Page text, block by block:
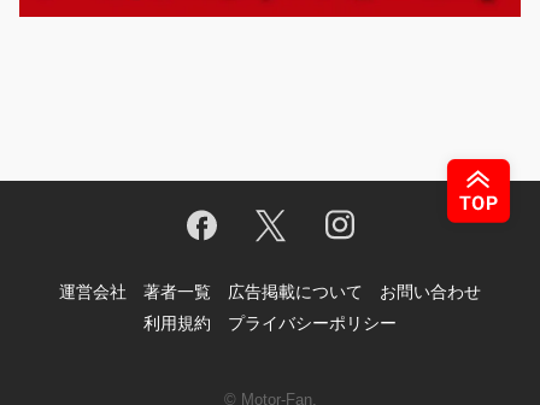
運営会社 著者一覧 広告掲載について
お問い合わせ
利用規約
プライバシーポリシー
© Motor-Fan.